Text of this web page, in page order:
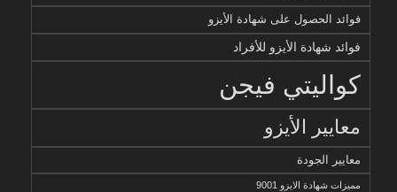
فوائد الحصول على شهادة الأيزو
فوائد شهادة الأيزو للأفراد
كواليتي فيجن
معايير الأيزو
معايير الجودة
مميزات شهادة الايزو 9001